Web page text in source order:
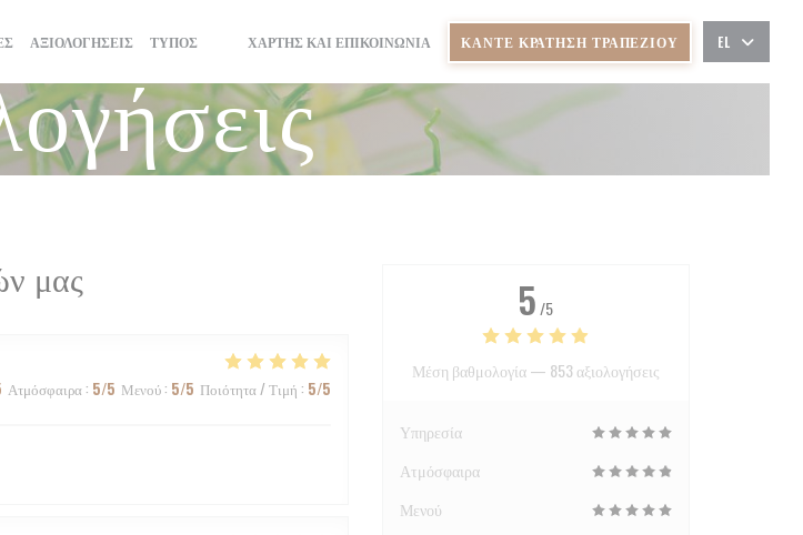
ΑΞΙΟΛΟΓΉΣΕΙΣ ΤΎΠΟΣ
((ΑΝΟΊΓΕΙ ΣΕ ΝΈΟ ΠΑΡΆΘΥΡΟ))
((ΑΝΟΊΓΕΙ ΣΕ ΝΈΟ ΠΑΡΆΘΥΡΟ))
ΧΆΡΤΗΣ ΚΑΙ ΕΠΙΚΟΙΝΩΝΊΑ ΚΆΝΤΕ ΚΡΆΤΗΣΗ ΤΡΑΠΕΖΙΟΎ EL
μας
Ατμόσφαιρα: 5/5 Μενού: 5/5 Ποιότητα / Τιμή : 5/5
5 /5
Μέση βαθμολογία — 853 αξιολογήσεις
Υπηρεσία
Ατμόσφαιρα
Μενού